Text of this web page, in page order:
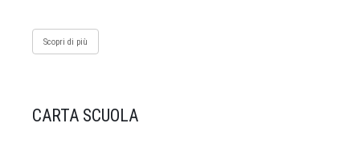
Scopri di più
CARTA SCUOLA